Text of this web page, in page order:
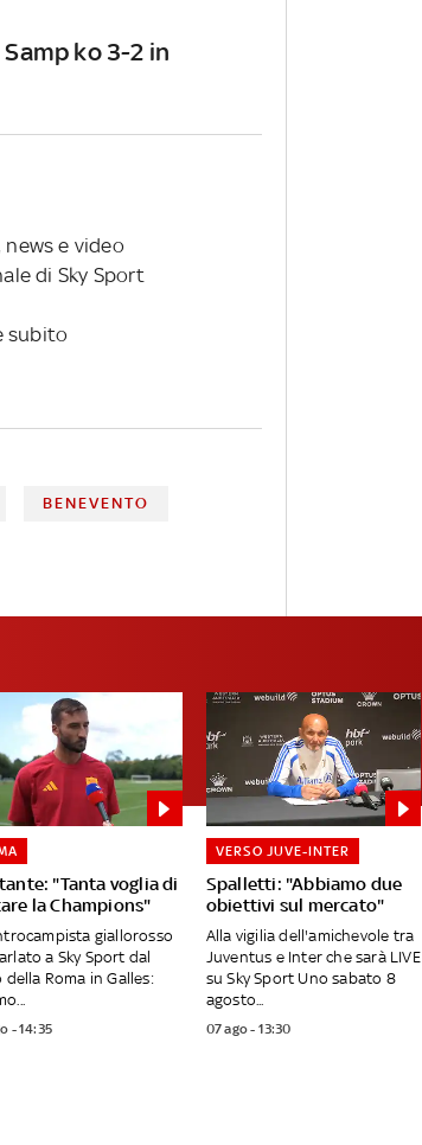
ko 3-2 in
e video
di Sky Sport
subito
BENEVENTO
"Tanta voglia di
la Champions"
giallorosso
a Sky Sport dal
Roma in Galles:
- 14:35
Spalletti: "Abbiamo due
obiettivi sul mercato"
VERSO JUVE-INTER
Alla vigilia dell'amichevole tra
Juventus e Inter che sarà LIVE
su Sky Sport Uno sabato 8
agosto...
07 ago - 13:30